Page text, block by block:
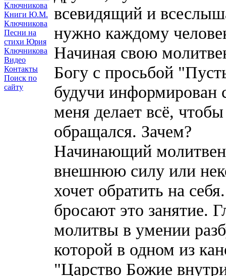
Ключникова
Книги Ю.М.
Ключникова
Песни на
стихи Юрия
Ключникова
Видео
Контакты
Поиск по
сайту
всевидящий и
нужно каждому
Начиная свою
Богу с просьбой
будучи информирован
меня делает всё,
обращался. Зачем?
Начинающий
внешнюю силу или
хочет обратить на
бросают это занятие.
молитвы в умении
которой в одном из
"Царство Божие